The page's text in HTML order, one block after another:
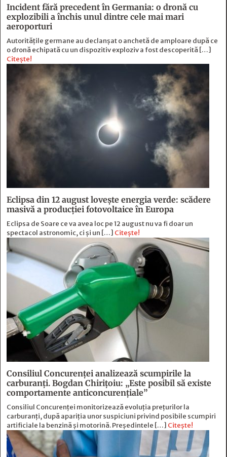
Incident fără precedent în Germania: o dronă cu
explozibili a închis unul dintre cele mai mari
aeroporturi
Autoritățile germane au declanșat o anchetă de amploare după ce
o dronă echipată cu un dispozitiv exploziv a fost descoperită […]
Citește!
Eclipsa din 12 august lovește energia verde: scădere
masivă a producției fotovoltaice în Europa
Eclipsa de Soare ce va avea loc pe 12 august nu va fi doar un
spectacol astronomic, ci și un […] Citește!
Consiliul Concurenței analizează scumpirile la
carburanți. Bogdan Chirițoiu: „Este posibil să existe
comportamente anticoncurențiale”
Consiliul Concurenței monitorizează evoluția prețurilor la
carburanți, după apariția unor suspiciuni privind posibile scumpiri
artificiale la benzină și motorină. Președintele […] Citește!